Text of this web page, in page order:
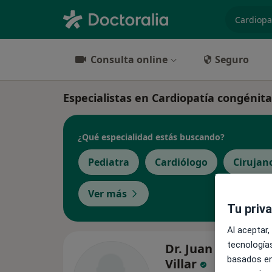
Consulta online Seguro
Especialistas en Cardiopatía
¿Qué especialidad estás buscando?
Pediatra Cardiólogo
Ver más
Dr. Juan Maria
Villar
Tu
Al
basados